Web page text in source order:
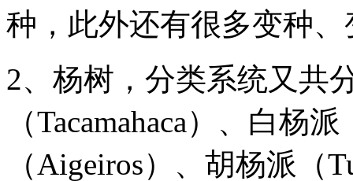
种，此外还有很多变种
2、杨树，分类系统又共
（Tacamahaca）、白杨
（Aigeiros）、胡杨派（